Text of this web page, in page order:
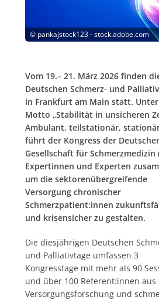
© pankajstock123 - stock.adobe.com
Vom 19.– 21. März 2026 finden
Deutschen Schmerz- und
in Frankfurt am Main statt.
Motto „Stabilität in unsicheren
Ambulant, teilstationär,
führt der Kongress der
Gesellschaft für Schmerzmedizin
Expertinnen und Experten
um die sektorenübergreifende
Versorgung chronischer
Schmerzpatient:innen
und krisensicher zu gestalten.
Die diesjährigen Deutschen
und Palliativtage umfassen 3
Kongresstage mit mehr als 90
und über 100 Referent:innen aus
Versorgungsforschung und